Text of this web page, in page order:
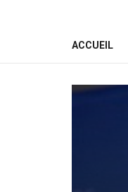
ACCUEIL